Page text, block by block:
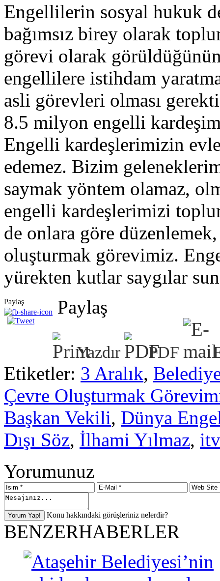
Engellilerin sosyal hukuk
bağımsız birey olarak
görevi olarak
engellilere istihdam
asli görevleri olması
8.5 milyon engelli
Engelli kardeşlerimizin
edemez. Bizim
saymak yöntem olamaz,
engelli kardeşlerimizi
de onlara göre
oluşturmak görevimiz.
yürekten kutlar saygılar
Paylaş Paylaş
Yazdır PDF
Etiketler: 3 Aralık,
Çevre Oluşturmak
Başkan Vekili, Dünya
Dışı Söz, İlhami Yılmaz,
Yorumunuz
Konu hakkındaki görüşleriniz nelerdir?
BENZERHABERLER